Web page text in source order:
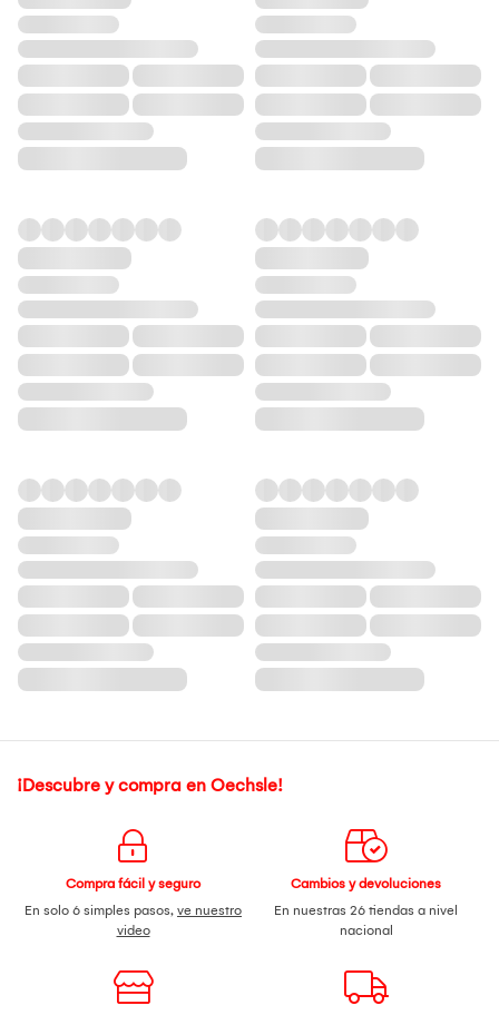
¡Descubre y compra en Oechsle!
Compra fácil y seguro
En solo 6 simples pasos, ve nuestro
video
Cambios y devoluciones
En nuestras 26 tiendas a nivel
nacional